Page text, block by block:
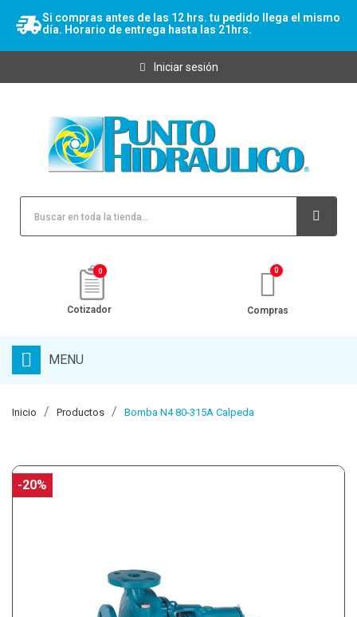
Si compras antes de las 12 hrs. tu pedido llega el mismo
día. Horario de entrega hasta las 21hrs.
Iniciar sesión
0
Cotizador Compras
MENU
Inicio Productos Bomba N4 80-315A Calpeda
-20%